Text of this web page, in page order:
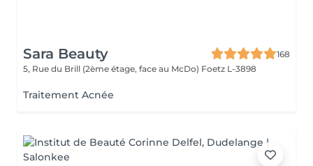
Sara Beauty
168
5, Rue du Brill (2ème étage, face au McDo) Foetz L-3898
Traitement Acnée